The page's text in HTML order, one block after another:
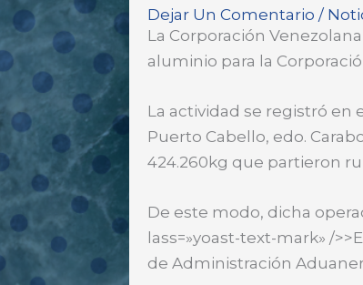
Dejar Un Comentario /
La Corporación
aluminio para la
La actividad se registró
Puerto Cabello, edo.
424.260kg que partieron
De este modo, dicha
lass=»yoast-text-mark» /
de Administración